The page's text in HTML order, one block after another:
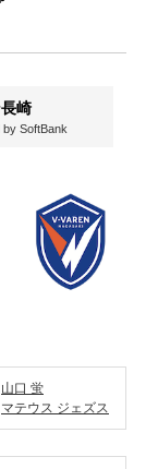
崎
by SoftBank
山口 蛍
マテウス ジェズス